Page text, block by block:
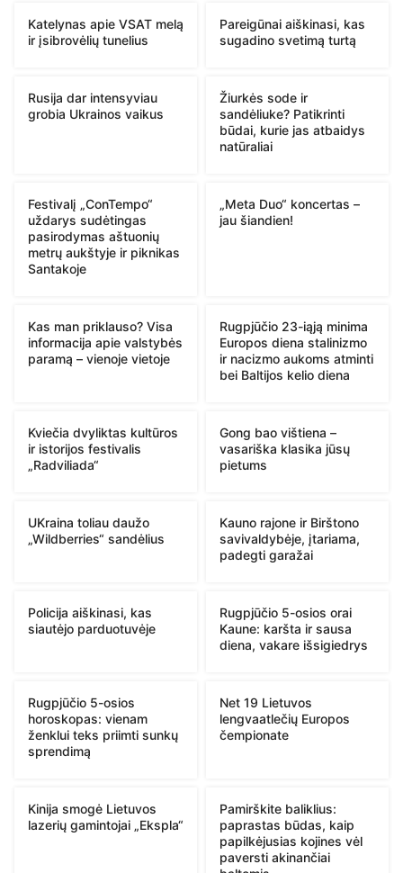
Katelynas apie VSAT melą
ir įsibrovėlių tunelius
Pareigūnai aiškinasi, kas
sugadino svetimą turtą
Rusija dar intensyviau
grobia Ukrainos vaikus
Žiurkės sode ir
sandėliuke? Patikrinti
būdai, kurie jas atbaidys
natūraliai
Festivalį „ConTempo“
uždarys sudėtingas
pasirodymas aštuonių
metrų aukštyje ir piknikas
Santakoje
„Meta Duo“ koncertas –
jau šiandien!
Kas man priklauso? Visa
informacija apie valstybės
paramą – vienoje vietoje
Rugpjūčio 23-iąją minima
Europos diena stalinizmo
ir nacizmo aukoms atminti
bei Baltijos kelio diena
Kviečia dvyliktas kultūros
ir istorijos festivalis
„Radviliada“
Gong bao vištiena –
vasariška klasika jūsų
pietums
UKraina toliau daužo
„Wildberries“ sandėlius
Kauno rajone ir Birštono
savivaldybėje, įtariama,
padegti garažai
Policija aiškinasi, kas
siautėjo parduotuvėje
Rugpjūčio 5-osios orai
Kaune: karšta ir sausa
diena, vakare išsigiedrys
Rugpjūčio 5-osios
horoskopas: vienam
ženklui teks priimti sunkų
sprendimą
Net 19 Lietuvos
lengvaatlečių Europos
čempionate
Kinija smogė Lietuvos
lazerių gamintojai „Ekspla“
Pamirškite baliklius:
paprastas būdas, kaip
papilkėjusias kojines vėl
paversti akinančiai